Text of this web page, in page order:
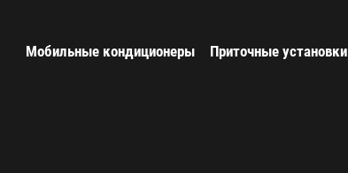
Мобильные кондиционеры Приточные установки